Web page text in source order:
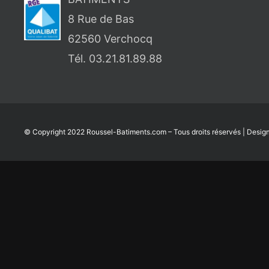
8 Rue de Bas
62560 Verchocq
Tél. 03.21.81.89.88
© Copyright 2022 Roussel-Batiments.com – Tous droits réservés |